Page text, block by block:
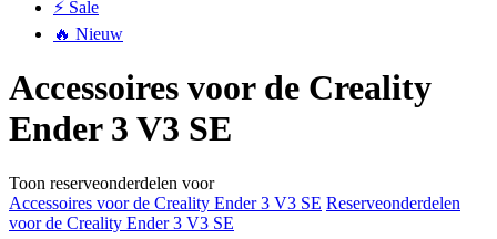
⚡ Sale
🔥 Nieuw
Accessoires voor de Creality
Ender 3 V3 SE
Toon reserveonderdelen voor
Accessoires voor de Creality Ender 3 V3 SE Reserveonderdelen
voor de Creality Ender 3 V3 SE